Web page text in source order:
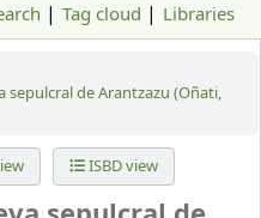
Tag cloud Libraries
sepulcral de Arantzazu (Oñati,
ISBD view